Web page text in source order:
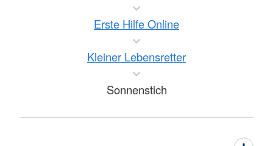
Erste Hilfe Online
Kleiner Lebensretter
Sonnenstich